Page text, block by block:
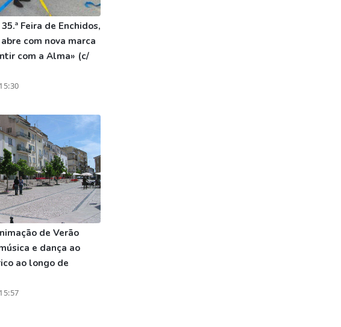
35.ª Feira de Enchidos,
com nova marca
com a Alma» (c/
de Verão
e dança ao
ao longo de